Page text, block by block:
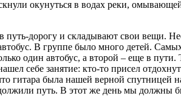
окунуться в водах реки,
дорогу и складывают свои вещи.
В группе было много детей.
один автобус, а второй – еще в
себе занятие: кто-то присел
гитара была нашей верной спутницей
путь. В этот же день мы